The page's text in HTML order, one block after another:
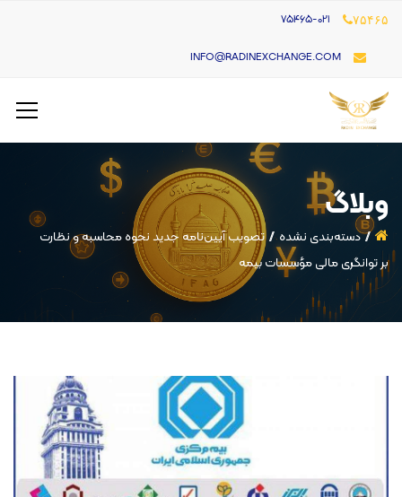
۷۵۴۶۵
INFO@RADINEXCHANGE.COM
وبلاگ
دسته‌بندی نشده
تصویب آیین‌نامه جدید نحوه محاسبه و نظارت
بر توانگری مالی مؤسسات بیمه